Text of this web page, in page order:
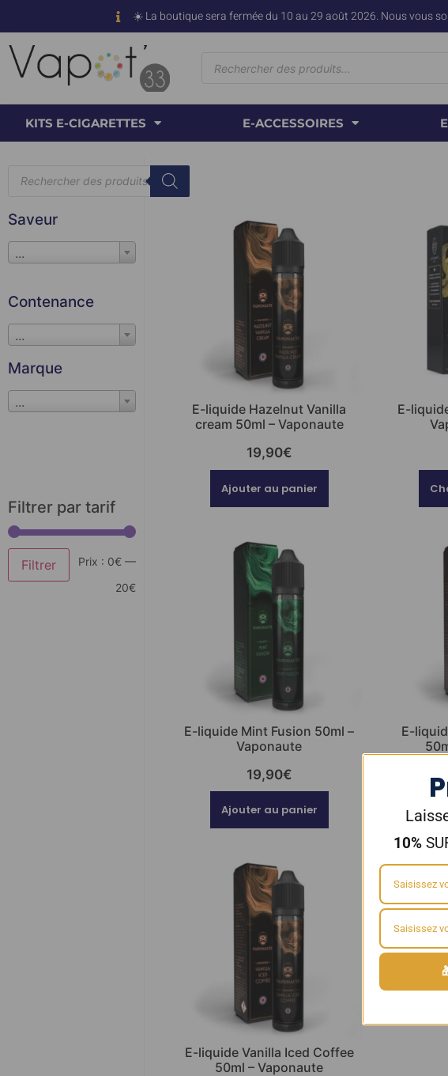
☀️ La boutique sera fermée du 10 au 29 août 2026. Nous vous
KITS E-CIGARETTES E-ACCESSOIRES
Saveur
...
Contenance
...
Marque
...
Filtrer par tarif
Filtrer Prix : 0€ —
20€
E-liquide Hazelnut Vanilla
cream 50ml – Vaponaute
19,90€
Ajouter au panier
E-
E-liquide Mint Fusion 50ml –
Vaponaute
19,90€
Ajouter au panier
E-
E-liquide Vanilla Iced Coffee
50ml – Vaponaute
10%